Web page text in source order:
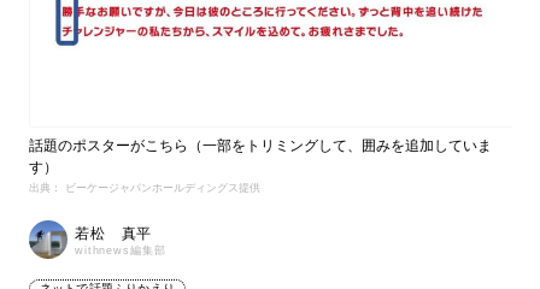
話題のポスターがこちら（一部をトリミングして、囲みを追加していま
す）
出典： ビーケージャパンホールディングス提供
若松 真平
withnews編集部